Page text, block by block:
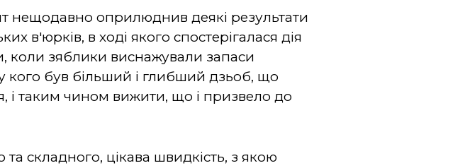
нещодавно оприлюднив деякі результати
в'юрків, в ході якого спостерігалася дія
коли зяблики виснажували запаси
кого був більший і глибший дзьоб, що
і таким чином вижити, що і призвело до
складного, цікава швидкість, з якою